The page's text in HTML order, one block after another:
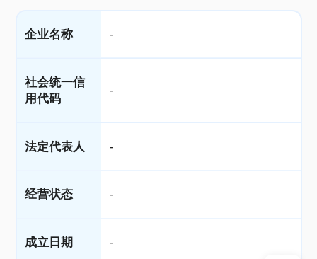
企业名称 -
社会统一信
用代码
-
法定代表人 -
经营状态 -
成立日期 -